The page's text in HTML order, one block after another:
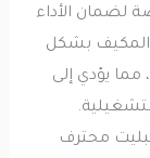
الأداء
بشكل
إلى
محترف